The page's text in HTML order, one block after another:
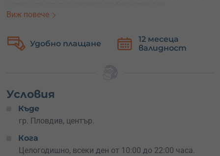
е разказана през графични романи, улично изкуство,
дигитални експерименти и инсталации, които ще те
всяка зала със собствено темпо.
ограничения– само чисто визуално удоволствие,
удобно облекло, защото няма да стоиш неподвижен –
ще искаш да се снимаш, да пипнеш, да преживееш.
Виж повече
12 месеца
валидност
Безплатна
замяна
Условия
Къде
гр. Пловдив, център.
Кога
Целогодишно, всеки ден от 10:00 до 22:00 часа.